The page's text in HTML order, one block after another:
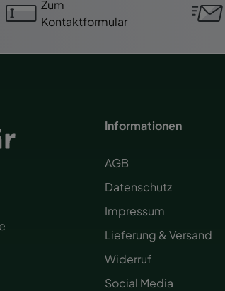
Zum
Kontaktformular
Informationen
AGB
Datenschutz
Impressum
Lieferung & Versand
Widerruf
Social Media